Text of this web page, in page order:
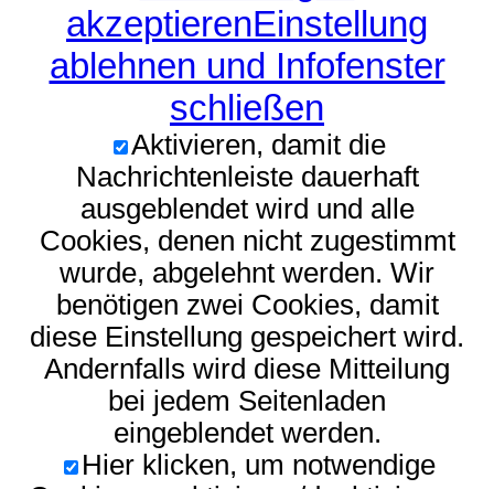
akzeptierenEinstellung
ablehnen und Infofenster
schließen
Aktivieren, damit die
Nachrichtenleiste dauerhaft
ausgeblendet wird und alle
Cookies, denen nicht zugestimmt
wurde, abgelehnt werden. Wir
benötigen zwei Cookies, damit
diese Einstellung gespeichert wird.
Andernfalls wird diese Mitteilung
bei jedem Seitenladen
eingeblendet werden.
Hier klicken, um notwendige